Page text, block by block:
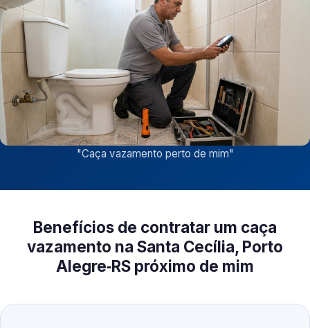
"Caça vazamento perto de mim"
Benefícios de contratar um caça
vazamento na Santa Cecília, Porto
Alegre‑RS próximo de mim